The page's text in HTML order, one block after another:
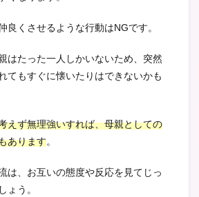
良くさせるような行動はNGです。
はたった一人しかいないため、突然
てもすぐに懐いたりはできないかも
えず無理強いすれば、母親としての
あります。
は、お互いの態度や反応を見てじっ
ょう。